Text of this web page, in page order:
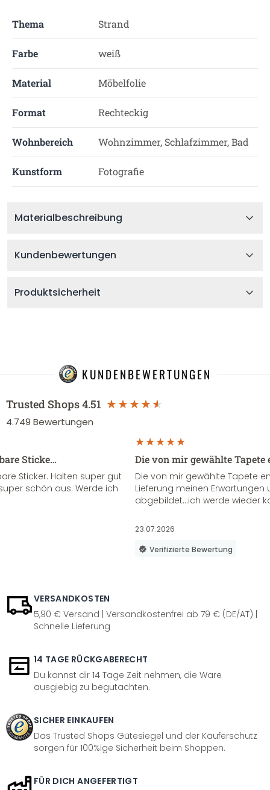
Thema Strand
Farbe weiß
Material Möbelfolie
Format Rechteckig
Wohnbereich Wohnzimmer, Schlafzimmer, Bad
Kunstform Fotografie
Materialbeschreibung
Kundenbewertungen
Produktsicherheit
KUNDENBEWERTUNGEN
Trusted Shops4.51
4.749 Bewertungen
Sticke…
Sticker. Halten super gut
schön aus. Werde ich
Die von mir gewählte
Die von mir gewählte Tapete
Lieferung meinen Erwartungen
abgebildet...ich werde wieder
23.07.2026
Verifizierte Bewertung
VERSANDKOSTEN
5,90 € Versand | Versandkostenfrei ab 79 € (DE/AT) |
Schnelle Lieferung
14 TAGE RÜCKGABERECHT
Du kannst dir 14 Tage Zeit nehmen, die Ware
ausgiebig zu begutachten.
SICHER EINKAUFEN
Das Trusted Shops Gütesiegel und der Käuferschutz
sorgen für 100%ige Sicherheit beim Shoppen.
FÜR DICH ANGEFERTIGT